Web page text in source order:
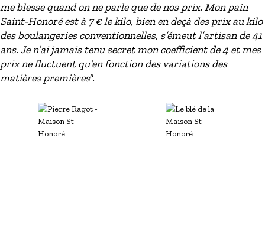
me blesse quand on ne parle que de nos prix. Mon pain
Saint-Honoré est à 7 € le kilo, bien en deçà des prix au kilo
des boulangeries conventionnelles, s’émeut l’artisan de 41
ans. Je n’ai jamais tenu secret mon coefficient de 4 et mes
prix ne fluctuent qu’en fonction des variations des
matières premières”.
Image Image